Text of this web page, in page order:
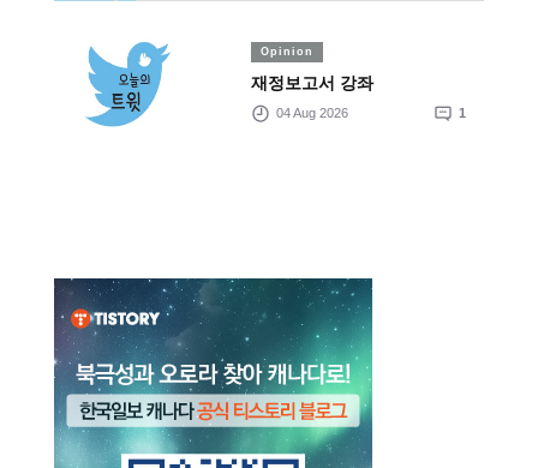
Opinion
재정보고서 강좌
04 Aug 2026 1